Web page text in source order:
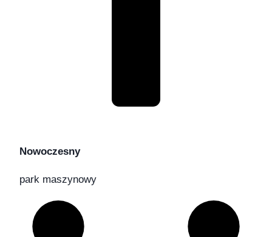
Nowoczesny
park maszynowy